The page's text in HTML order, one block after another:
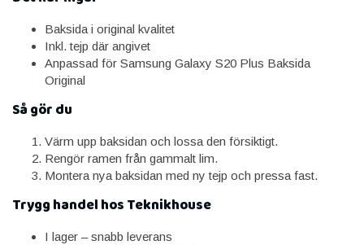
Baksida i original kvalitet
Inkl. tejp där angivet
Anpassad för Samsung Galaxy S20 Plus Baksida
Original
Så gör du
Värm upp baksidan och lossa den försiktigt.
Rengör ramen från gammalt lim.
Montera nya baksidan med ny tejp och pressa fast.
Trygg handel hos Teknikhouse
I lager – snabb leverans